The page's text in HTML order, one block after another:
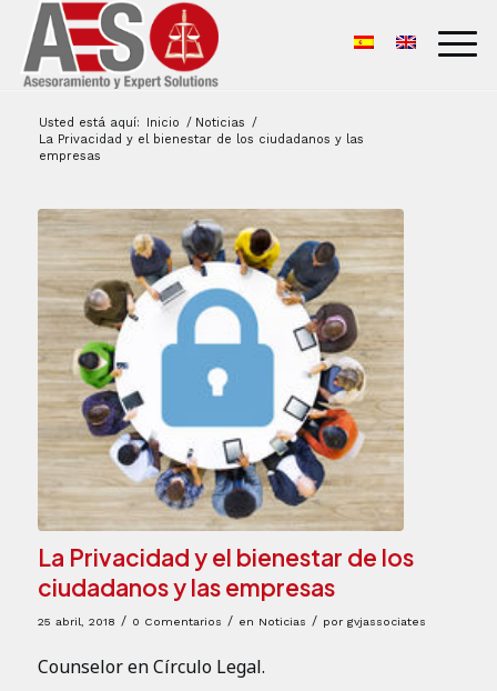
Usted está aquí: Inicio / Noticias /
La Privacidad y el bienestar de los ciudadanos y las
empresas
La Privacidad y el bienestar de los
ciudadanos y las empresas
25 abril, 2018 / 0 Comentarios / en Noticias / por gvjassociates
Counselor en Círculo Legal.